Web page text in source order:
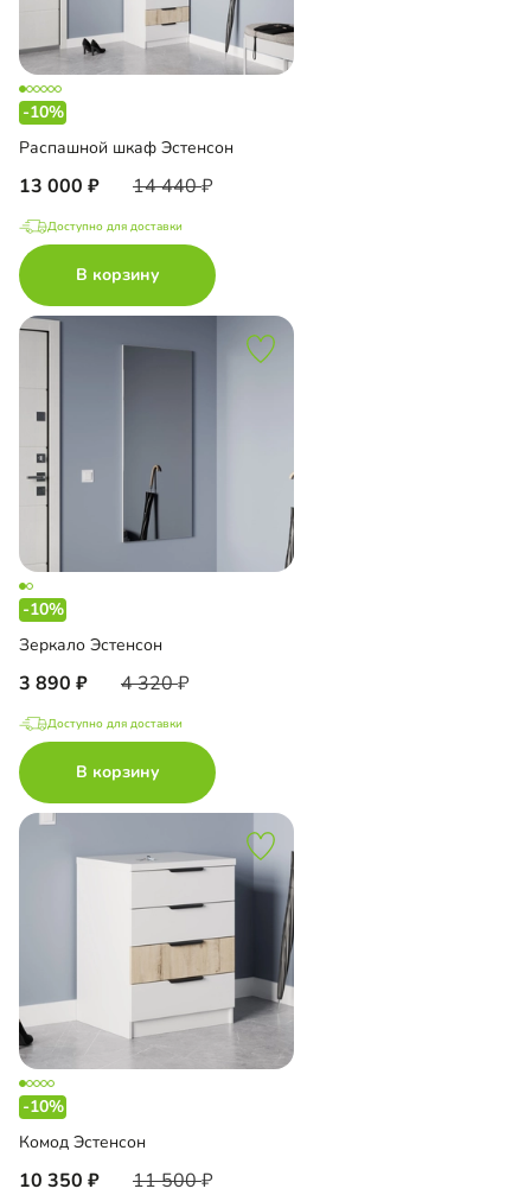
-10%
Распашной шкаф Эстенсон
13 000 14 440
Доступно для доставки
В корзину
-10%
Зеркало Эстенсон
3 890 4 320
Доступно для доставки
В корзину
-10%
Комод Эстенсон
10 350 11 500